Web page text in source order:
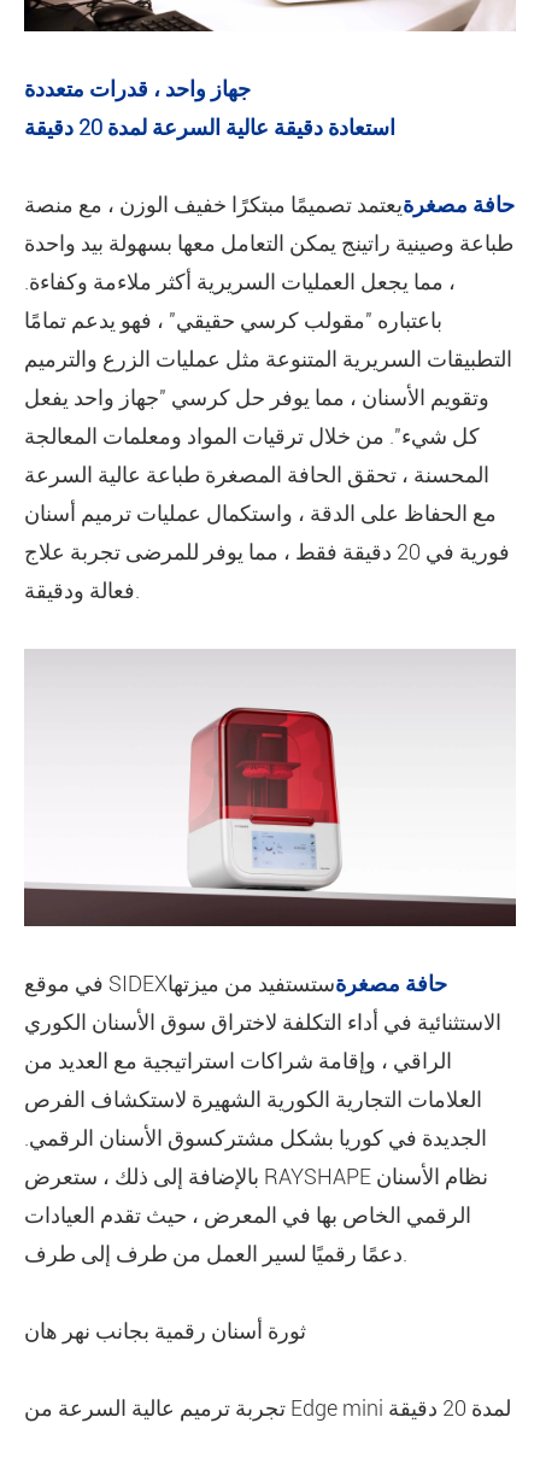
جهاز واحد ، قدرات متعددة
استعادة دقيقة عالية السرعة لمدة 20 دقيقة
حافة مصغرةيعتمد تصميمًا مبتكرًا خفيف الوزن ، مع منصة
طباعة وصينية راتينج يمكن التعامل معها بسهولة بيد واحدة
، مما يجعل العمليات السريرية أكثر ملاءمة وكفاءة.
باعتباره "مقولب كرسي حقيقي" ، فهو يدعم تمامًا
التطبيقات السريرية المتنوعة مثل عمليات الزرع والترميم
وتقويم الأسنان ، مما يوفر حل كرسي "جهاز واحد يفعل
كل شيء". من خلال ترقيات المواد ومعلمات المعالجة
المحسنة ، تحقق الحافة المصغرة طباعة عالية السرعة
مع الحفاظ على الدقة ، واستكمال عمليات ترميم أسنان
فورية في 20 دقيقة فقط ، مما يوفر للمرضى تجربة علاج
فعالة ودقيقة.
في موقع SIDEX حافة مصغرةستستفيد من ميزتها
الاستثنائية في أداء التكلفة لاختراق سوق الأسنان الكوري
الراقي ، وإقامة شراكات استراتيجية مع العديد من
العلامات التجارية الكورية الشهيرة لاستكشاف الفرص
الجديدة في كوريا بشكل مشتركسوق الأسنان الرقمي.
بالإضافة إلى ذلك ، ستعرض RAYSHAPE نظام الأسنان
الرقمي الخاص بها في المعرض ، حيث تقدم العيادات
ثورة أسنان رقمية بجانب نهر هان
تجربة ترميم عالية السرعة من Edge mini لمدة 20 دقيقة